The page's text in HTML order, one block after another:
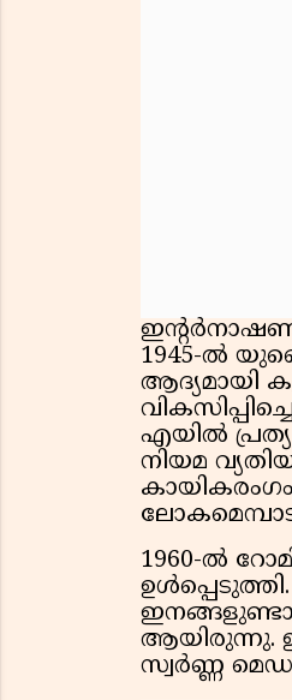
1945-ൽ
ആദ്യമായി
എയിൽ
നിയമ
1960-ൽ
ആയിരുന്നു.
സ്വർണ്ണ